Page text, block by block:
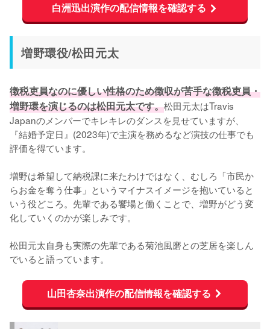
白洲迅出演作の配信情報を確認する
増野環役/松田元太
徴税吏員なのに優しい性格のため徴収が苦手な徴税吏員・
増野環を演じるのは松田元太です。松田元太はTravis
Japanのメンバーでキレキレのダンスを見せていますが、
『結婚予定日』(2023年)で主演を務めるなど演技の仕事でも
評価を得ています。
増野は希望して納税課に来たわけではなく、むしろ「市民か
らお金を奪う仕事」というマイナスイメージを抱いていると
いう役どころ。先輩である饗場と働くことで、増野がどう変
化していくのかが楽しみです。
松田元太自身も実際の先輩である菊池風磨との芝居を楽しん
でいると語っています。
山田杏奈出演作の配信情報を確認する